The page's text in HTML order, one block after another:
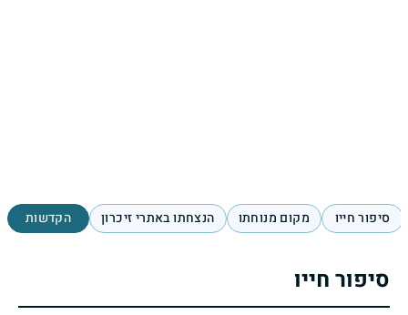
סיפור חייו מקום מנוחתו הנצחתו באתרי זיכרון הקדשות
סיפור חייו